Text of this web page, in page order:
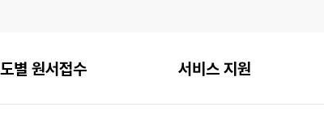
별 원서접수 서비스 지원